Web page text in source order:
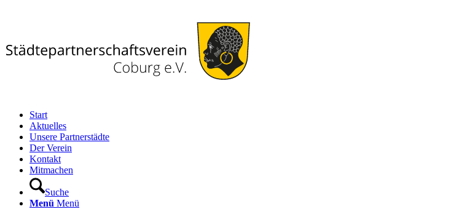
Start
Aktuelles
Unsere Partnerstädte
Der Verein
Kontakt
Mitmachen
Suche
Menü Menü